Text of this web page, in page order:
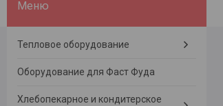
Тепловое оборудование
Оборудование для Фаст Фуда
Хлебопекарное и кондитерское